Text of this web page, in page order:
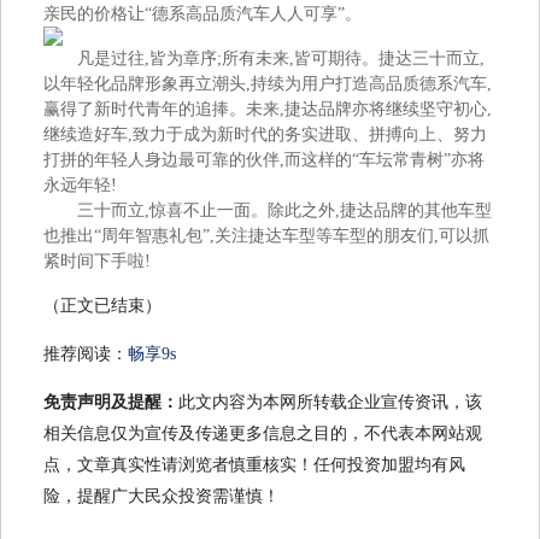
亲民的价格让“德系高品质汽车人人可享”。
凡是过往,皆为章序;所有未来,皆可期待。捷达三十而立,
以年轻化品牌形象再立潮头,持续为用户打造高品质德系汽车,
赢得了新时代青年的追捧。未来,捷达品牌亦将继续坚守初心,
继续造好车,致力于成为新时代的务实进取、拼搏向上、努力
打拼的年轻人身边最可靠的伙伴,而这样的“车坛常青树”亦将
永远年轻!
三十而立,惊喜不止一面。除此之外,捷达品牌的其他车型
也推出“周年智惠礼包”,关注捷达车型等车型的朋友们,可以抓
紧时间下手啦!
（正文已结束）
推荐阅读： 畅享9s
免责声明及提醒： 此文内容为本网所转载企业宣传资讯，该
相关信息仅为宣传及传递更多信息之目的，不代表本网站观
点，文章真实性请浏览者慎重核实！任何投资加盟均有风
险，提醒广大民众投资需谨慎！